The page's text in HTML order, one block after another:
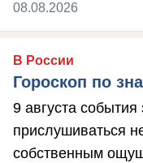
08.08.2026
В России
Гороскоп по
9 августа
прислушиваться
собственным